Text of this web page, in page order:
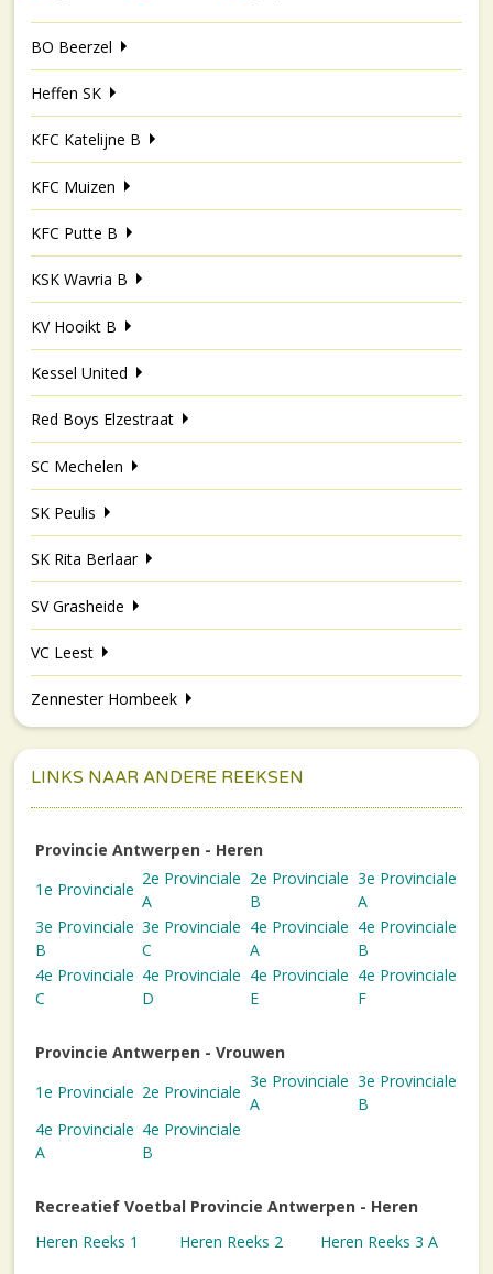
BO Beerzel
Heffen SK
KFC Katelijne B
KFC Muizen
KFC Putte B
KSK Wavria B
KV Hooikt B
Kessel United
Red Boys Elzestraat
SC Mechelen
SK Peulis
SK Rita Berlaar
SV Grasheide
VC Leest
Zennester Hombeek
LINKS NAAR ANDERE REEKSEN
Provincie Antwerpen - Heren
1e Provinciale
2e Provinciale
A
2e Provinciale
B
3e Provinciale
A
3e Provinciale
B
3e Provinciale
C
4e Provinciale
A
4e Provinciale
B
4e Provinciale
C
4e Provinciale
D
4e Provinciale
E
4e Provinciale
F
Provincie Antwerpen - Vrouwen
1e Provinciale 2e Provinciale
3e Provinciale
A
3e Provinciale
B
4e Provinciale
A
4e Provinciale
B
Recreatief Voetbal Provincie Antwerpen - Heren
Heren Reeks 1
Heren Reeks 2
Heren Reeks 3 A